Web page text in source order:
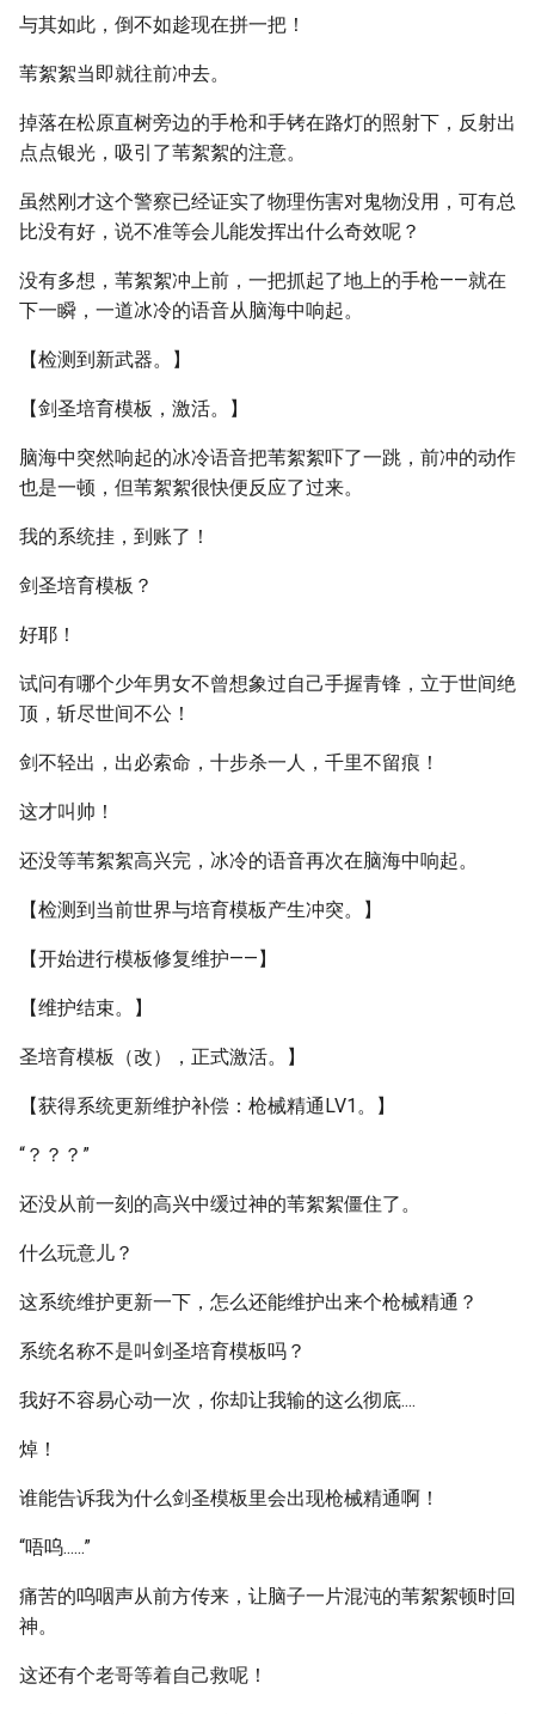
与其如此，倒不如趁现在拼一把！
苇絮絮当即就往前冲去。
掉落在松原直树旁边的手枪和手铐在路灯的照射下，反射出
点点银光，吸引了苇絮絮的注意。
虽然刚才这个警察已经证实了物理伤害对鬼物没用，可有总
比没有好，说不准等会儿能发挥出什么奇效呢？
没有多想，苇絮絮冲上前，一把抓起了地上的手枪——就在
下一瞬，一道冰冷的语音从脑海中响起。
【检测到新武器。】
【剑圣培育模板，激活。】
脑海中突然响起的冰冷语音把苇絮絮吓了一跳，前冲的动作
也是一顿，但苇絮絮很快便反应了过来。
我的系统挂，到账了！
剑圣培育模板？
好耶！
试问有哪个少年男女不曾想象过自己手握青锋，立于世间绝
顶，斩尽世间不公！
剑不轻出，出必索命，十步杀一人，千里不留痕！
这才叫帅！
还没等苇絮絮高兴完，冰冷的语音再次在脑海中响起。
【检测到当前世界与培育模板产生冲突。】
【开始进行模板修复维护——】
【维护结束。】
圣培育模板（改），正式激活。】
【获得系统更新维护补偿：枪械精通LV1。】
“？？？”
还没从前一刻的高兴中缓过神的苇絮絮僵住了。
什么玩意儿？
这系统维护更新一下，怎么还能维护出来个枪械精通？
系统名称不是叫剑圣培育模板吗？
我好不容易心动一次，你却让我输的这么彻底....
焯！
谁能告诉我为什么剑圣模板里会出现枪械精通啊！
“唔呜......”
痛苦的呜咽声从前方传来，让脑子一片混沌的苇絮絮顿时回
神。
这还有个老哥等着自己救呢！